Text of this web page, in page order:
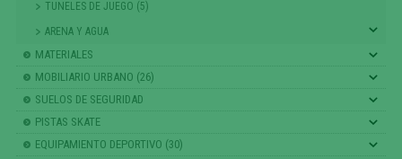
TUNELES DE JUEGO (5)
ARENA Y AGUA
MATERIALES
MOBILIARIO URBANO (26)
SUELOS DE SEGURIDAD
PISTAS SKATE
EQUIPAMIENTO DEPORTIVO (30)